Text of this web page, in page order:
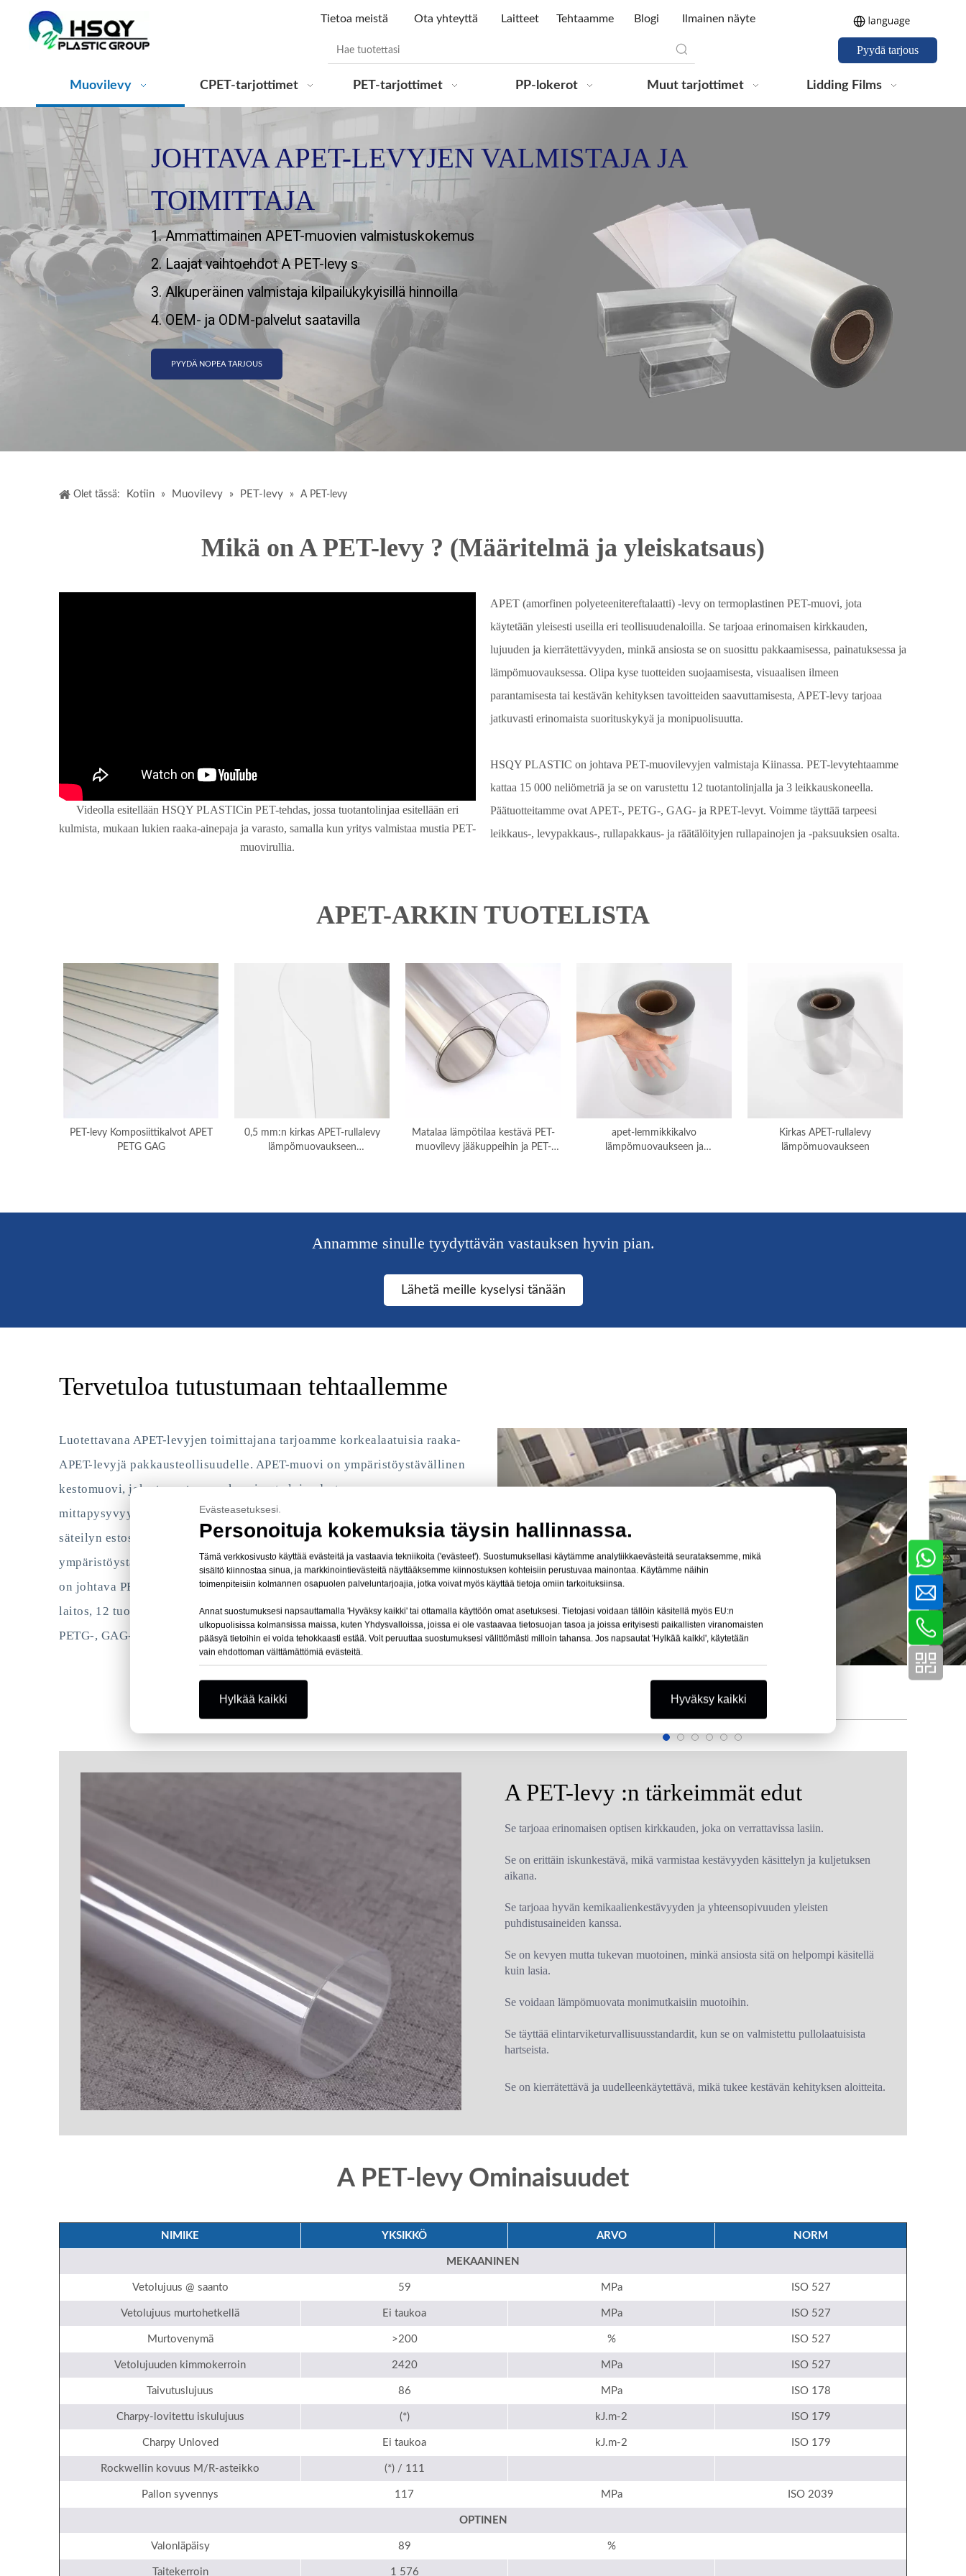
Tietoa meistä Ota yhteyttä Laitteet Tehtaamme Blogi Ilmainen näyte
Pyydä tarjous
Muovilevy CPET-tarjottimet PET-tarjottimet PP-lokerot Muut tarjottimet Lidding Films
JOHTAVA APET-LEVYJEN VALMISTAJA JA
TOIMITTAJA
1. Ammattimainen APET-muovien valmistuskokemus
2. Laajat vaihtoehdot A PET-levy s
3. Alkuperäinen valmistaja kilpailukykyisillä hinnoilla
4. OEM- ja ODM-palvelut saatavilla
PYYDÄ NOPEA TARJOUS
Olet tässä: Kotiin » Muovilevy » PET-levy » A PET-levy
Mikä on A PET-levy ? (Määritelmä ja yleiskatsaus)
Videolla esitellään HSQY PLASTICin PET-tehdas, jossa tuotantolinjaa esitellään eri
kulmista, mukaan lukien raaka-ainepaja ja varasto, samalla kun yritys valmistaa mustia PET-
muovirullia.
APET (amorfinen polyeteenitereftalaatti) -levy on termoplastinen PET-muovi, jota
käytetään yleisesti useilla eri teollisuudenaloilla. Se tarjoaa erinomaisen kirkkauden,
lujuuden ja kierrätettävyyden, minkä ansiosta se on suosittu pakkaamisessa, painatuksessa ja
lämpömuovauksessa. Olipa kyse tuotteiden suojaamisesta, visuaalisen ilmeen
parantamisesta tai kestävän kehityksen tavoitteiden saavuttamisesta, APET-levy tarjoaa
jatkuvasti erinomaista suorituskykyä ja monipuolisuutta.
HSQY PLASTIC on johtava PET-muovilevyjen valmistaja Kiinassa. PET-levytehtaamme
kattaa 15 000 neliömetriä ja se on varustettu 12 tuotantolinjalla ja 3 leikkauskoneella.
Päätuotteitamme ovat APET-, PETG-, GAG- ja RPET-levyt. Voimme täyttää tarpeesi
leikkaus-, levypakkaus-, rullapakkaus- ja räätälöityjen rullapainojen ja -paksuuksien osalta.
APET-ARKIN TUOTELISTA
PET-levy Komposiittikalvot APET
PETG GAG
0,5 mm:n kirkas APET-rullalevy
lämpömuovaukseen
Matalaa lämpötilaa kestävä PET-
muovilevy jääkuppeihin ja PET-
apet-lemmikkikalvo
lämpömuovaukseen ja
Kirkas APET-rullalevy
lämpömuovaukseen
Annamme sinulle tyydyttävän vastauksen hyvin pian.
Lähetä meille kyselysi tänään
Tervetuloa tutustumaan tehtaallemme
Luotettavana APET-levyjen toimittajana tarjoamme korkealaatuisia raaka-
APET-levyjä pakkausteollisuudelle. APET-muovi on ympäristöystävällinen
kestomuovi, joka tunnetaan mekaanisesta lujuudestaan,
mittapysyvyydestään, iskunkestävyydestään sekä naarmuuntumisen ja UV-
säteilyn estosta. Nämä ominaisuudet tekevät siitä ihanteellisen kestäviin ja
ympäristöystävällisiin pakkausratkaisuihin eri toimialoilla. HSQY Plastic
on johtava PET-levyjen valmistaja Kiinassa, jolla on 15 000 neliömetrin
laitos, 12 tuotantolinjaa ja 3 leikkauskonetta. Päätuotteitamme ovat APET-,
PETG-, GAG- ja RPET-levyt.
A PET-levy :n tärkeimmät edut
Se tarjoaa erinomaisen optisen kirkkauden, joka on verrattavissa lasiin.
Se on erittäin iskunkestävä, mikä varmistaa kestävyyden käsittelyn ja kuljetuksen
aikana.
Se tarjoaa hyvän kemikaalienkestävyyden ja yhteensopivuuden yleisten
puhdistusaineiden kanssa.
Se on kevyen mutta tukevan muotoinen, minkä ansiosta sitä on helpompi käsitellä
kuin lasia.
Se voidaan lämpömuovata monimutkaisiin muotoihin.
Se täyttää elintarviketurvallisuusstandardit, kun se on valmistettu pullolaatuisista
hartseista.
Se on kierrätettävä ja uudelleenkäytettävä, mikä tukee kestävän kehityksen aloitteita.
A PET-levy Ominaisuudet
NIMIKE YKSIKKÖ ARVO NORM
MEKAANINEN
Vetolujuus @ saanto 59 MPa ISO 527
Vetolujuus murtohetkellä Ei taukoa MPa ISO 527
Murtovenymä >200 % ISO 527
Vetolujuuden kimmokerroin 2420 MPa ISO 527
Taivutuslujuus 86 MPa ISO 178
Charpy-lovitettu iskulujuus (*) kJ.m-2 ISO 179
Charpy Unloved Ei taukoa kJ.m-2 ISO 179
Rockwellin kovuus M/R-asteikko (*) / 111
Pallon syvennys 117 MPa ISO 2039
OPTINEN
Valonläpäisy 89 %
Taitekerroin 1 576
Evästeasetuksesi.
Personoituja kokemuksia täysin hallinnassa.
Tämä verkkosivusto käyttää evästeitä ja vastaavia tekniikoita ('evästeet'). Suostumuksellasi käytämme analytiikkaevästeitä seurataksemme, mikä
sisältö kiinnostaa sinua, ja markkinointievästeitä näyttääksemme kiinnostuksen kohteisiin perustuvaa mainontaa. Käytämme näihin
toimenpiteisiin kolmannen osapuolen palveluntarjoajia, jotka voivat myös käyttää tietoja omiin tarkoituksiinsa.
Annat suostumuksesi napsauttamalla 'Hyväksy kaikki' tai ottamalla käyttöön omat asetuksesi. Tietojasi voidaan tällöin käsitellä myös EU:n
ulkopuolisissa kolmansissa maissa, kuten Yhdysvalloissa, joissa ei ole vastaavaa tietosuojan tasoa ja joissa erityisesti paikallisten viranomaisten
pääsyä tietoihin ei voida tehokkaasti estää. Voit peruuttaa suostumuksesi välittömästi milloin tahansa. Jos napsautat 'Hylkää kaikki', käytetään
vain ehdottoman välttämättömiä evästeitä.
Hylkää kaikki Hyväksy kaikki